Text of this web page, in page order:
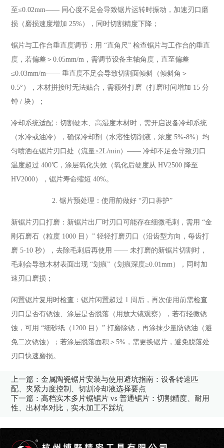
至≤0.02mm—— 同心度不足会导致锯片运转时振动，加速刃口磨
损（磨损速度增加 25%），同时切割精度下降；
锯片与工作台垂直度调节：用 “直角尺” 检查锯片与工作台的垂直
度，若偏差＞0.05mm/m，需调节设备主轴角度，直至偏差
≤0.03mm/m—— 垂直度不足会导致切割面倾斜（倾斜角＞
0.5°），木材拼接时无法贴合，需额外打磨（打磨时间增加 15 分
钟 / 块）；
冷却系统适配：切割硬木、高湿度木材时，需开启设备冷却系统
（水冷或油冷），确保冷却剂（水溶性切削液，浓度 5%-8%）均
匀喷洒在锯片刃口处（流量≥2L/min）—— 冷却不足会导致刃口
温度超过 400℃，涂层氧化失效（氧化后硬度从 HV2500 降至
HV2000），锯片寿命缩短 40%。
2. 锯片预处理：使用前做好 “刃口养护”
新锯片刃口打磨：新锯片出厂时刃口可能存在细微毛刺，需用 “金
刚石磨石（粒度 1000 目）” 轻轻打磨刃口（沿齿型方向，每齿打
磨 5-10 秒），去除毛刺后再使用 —— 未打磨的新锯片切割时，
毛刺会导致木材表面出现 “划痕”（划痕深度≥0.01mm），同时加
速刃口磨损；
闲置锯片复用时检查：锯片闲置超过 1 周后，再次使用前需检查
刃口是否有锈蚀、涂层是否脱落（用放大镜观察），若有轻微锈
蚀，可用 “细砂纸（1200 目）” 打磨除锈，再涂抹少量防锈油（避
免二次锈蚀）；若涂层脱落面积＞5%，需更换锯片，避免脱落处
刃口快速磨损。
上一篇：金属陶瓷锯片安装与使用避坑指南：设备转速匹
配、夹紧力度控制、切割冷却液选择要点
下一篇：高档实木多片锯锯片 vs 普通锯片：切割精度、耐用
性、出材率对比，实木加工不踩坑